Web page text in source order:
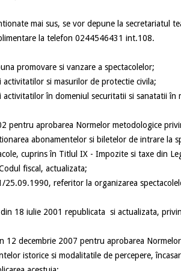
mai sus, se vor depune la secretariatul
la telefon 0244546431 int.108.
promovare si vanzare a spectacolelor;
si masurilor de protectie civila;
în domeniul securitatii si sanatatii în
aprobarea Normelor metodologice
abonamentelor si biletelor de intrare la
cuprins în Titlul IX - Impozite si taxe din
fiscal, actualizata;
referitor la organizarea
18 iulie 2001 republicata si actualizata,
decembrie 2007 pentru aprobarea
istorice si modalitatile de percepere,